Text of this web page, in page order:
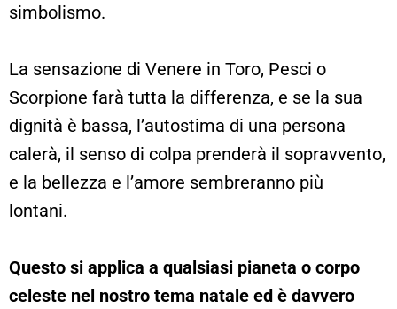
simbolismo.
La sensazione di Venere in Toro, Pesci o
Scorpione farà tutta la differenza, e se la sua
dignità è bassa, l’autostima di una persona
calerà, il senso di colpa prenderà il sopravvento,
e la bellezza e l’amore sembreranno più
lontani.
Questo si applica a qualsiasi pianeta o corpo
celeste nel nostro tema natale ed è davvero